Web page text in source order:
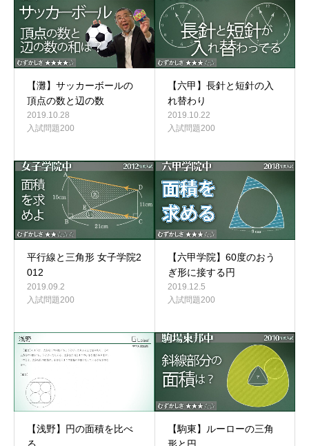
【灘】サッカーボールの
頂点の数と辺の数
2019.10.28
入試問題200
【六甲】長針と短針の入
れ替わり
2019.10.22
入試問題200
平行線と三角形 女子学院2
012
2019.09.2
入試問題200
【六甲学院】60度のおう
ぎ形に接する円
2019.12.5
入試問題200
【浅野】円の面積を比べ
る
【駒東】ルーローの三角
形と円